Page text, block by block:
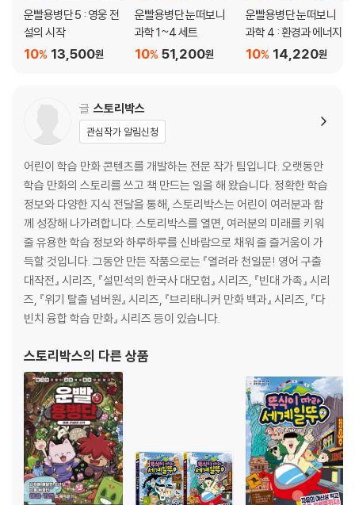
[도서] 운빨용병단 5 : 영웅 전설의 시작 : 왕국의 존망이 걸린 영웅들의 모
험활극
“운빨 영웅들의 전설은 계속된다!”
출시된 이래 선풍적인 인기를 끌며, 글로벌 누적 다운로드 1100만 건 이상
을 기록한 모바일 게임 ‘운빨존많겜’의 공식 코믹북 『운빨용병단』이 마지
막 이야기로 돌아옵니다.
평화로운 운빨용병단에 도난 사건이 발생합니다. 냥법사는 산적이 과거에
소매치기였음을 밝히고,
범인은 점점 산적으로 좁혀집니다. 과거를 숨기려는 산적과 그가 지난날을
이겨내고 당당해지길 바라는 냥법사. 둘은 어떻게 함께 모험을 시작하게
됐을까요? 숨겨진 이야기가 밝혀지며 그들의 놀라운 인연이 드러나게 되
는데…! 과연 산적은 과거를 극복하고 당당한 운빨용병단의 영웅이 될 수
있을까요?
이 하나씩 밝혀지는 운빨용병단 코믹북! 냥법사와 산적은 어떻게 동료가
되었을까? 소매치기였던 산적을 정의로운 영웅의 길로 이끈 것은 무엇일
까? 가득하고 박진감 넘치는 『운빨용병단 5: 영웅 전설의 시작』과 함께 게
임만큼 즐거운 모험의 세계로 다시 한번 떠나 보세요!
『운빨용병단 4 : 랜슬롯의 탄생』
1화 - 전설을 만나다 17
행운석을 찾아라 76
3화 - 사라진 야만인
4화 - 광산 대탈출 113
『운빨용병단 5 : 영웅 전설의 시작』
1화 - 불행을 가져오는 돌 19
2화 - 냥법사의 덫 47
다른 영웅을 찾아라! 64
3화 - 벌거벗은 추격전 79
4화 - 영웅 전설의 시작 109
운빨용병단 5 : 영웅 전
설의 시작
13,500원
10%
운빨용병단 눈떠보니
과학 1~4 세트
51,200원
10%
운빨용병단 눈떠보니
과학 4 : 환경과 에너지
14,220원
10%
글 스토리박스
관심작가 알림신청
어린이 학습 만화 콘텐츠를 개발하는 전문 작가 팀입니다. 오랫동안
학습 만화의 스토리를 쓰고 책 만드는 일을 해 왔습니다. 정확한 학습
정보와 다양한 지식 전달을 통해, 스토리박스는 어린이 여러분과 함
께 성장해 나가려합니다. 스토리박스를 열면, 여러분의 미래를 키워
줄 유용한 학습 정보와 하루하루를 신바람으로 채워 줄 즐거움이 가
득할 것입니다. 그동안 만든 작품으로는 『열려라 천일문! 영어 구출
대작전』 시리즈, 『설민석의 한국사 대모험』 시리즈, 『빈대 가족』 시리
즈, 『위기 탈출 넘버원』 시리즈, 『브리태니커 만화 백과』 시리즈, 『다
빈치 융합 학습 만화』 시리즈 등이 있습니다.
스토리박스의 다른 상품